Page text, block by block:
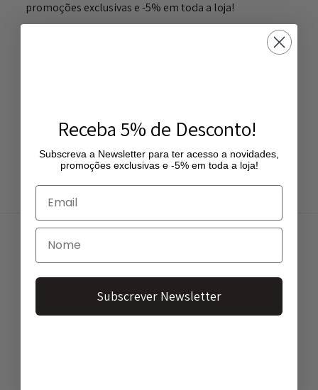
promoções exclusivas e -5% em toda a loja!
Subscrever Newsletter
ENTREGA GRATUITA
Entregas gratuitas a partir de 50€
Receba 5% de Desconto!
Subscreva a Newsletter para ter acesso a novidades,
promoções exclusivas e -5% em toda a loja!
Subscrever Newsletter